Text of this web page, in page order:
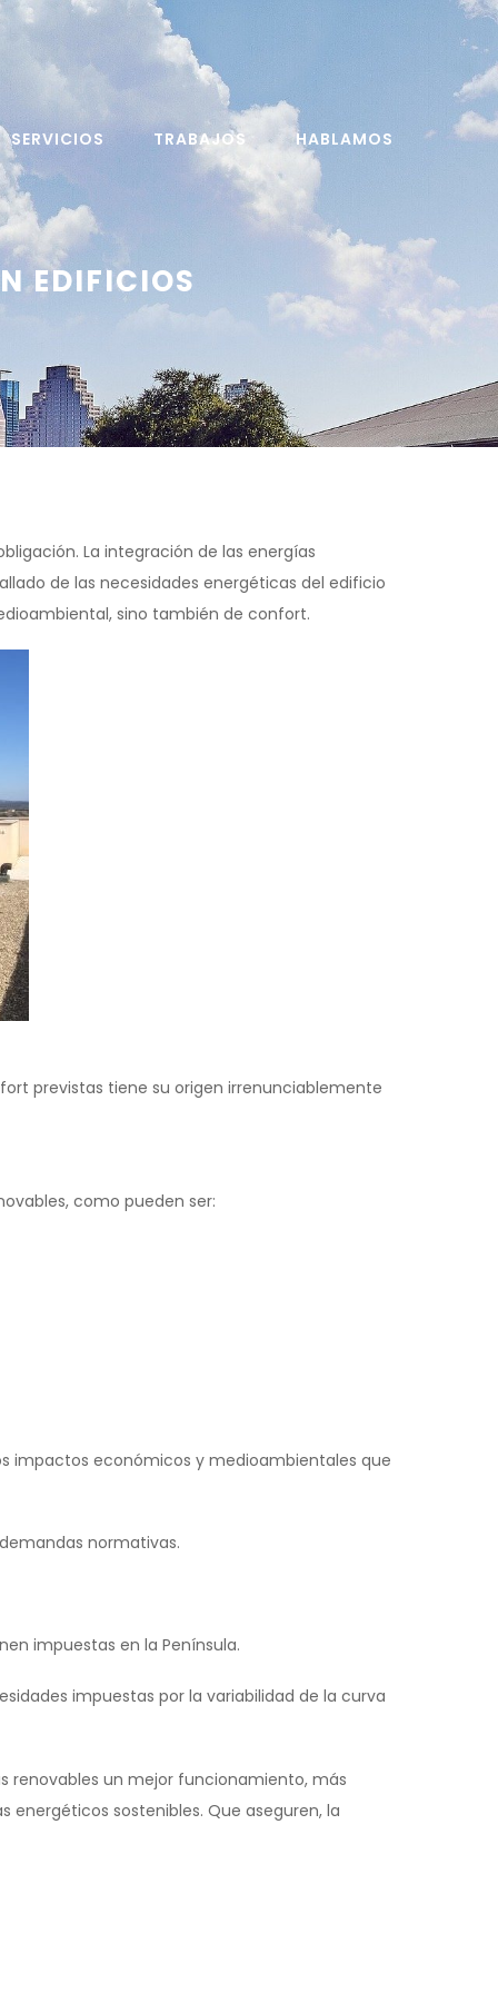
SERVICIOS TRABAJOS HABLAMOS
EDIFICIOS
La integración de las energías
de las necesidades energéticas del edificio
sino también de confort.
previstas tiene su origen irrenunciablemente
como pueden ser:
impactos económicos y medioambientales que
normativas.
impuestas en la Península.
impuestas por la variabilidad de la curva
renovables un mejor funcionamiento, más
energéticos sostenibles. Que aseguren, la